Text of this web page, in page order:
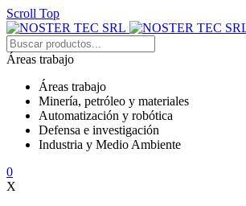
Scroll Top
Áreas trabajo
Áreas trabajo
Minería, petróleo y materiales
Automatización y robótica
Defensa e investigación
Industria y Medio Ambiente
0
X